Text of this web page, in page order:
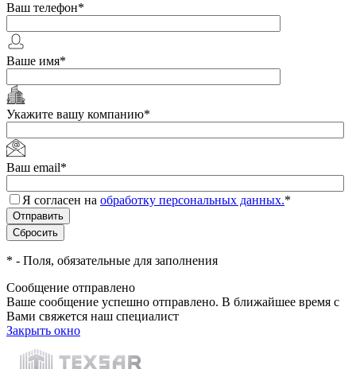
Ваш телефон*
Ваше имя*
Укажите вашу компанию*
Ваш email*
Я согласен на обработку персональных данных.*
* - Поля, обязательные для заполнения
Сообщение отправлено
Ваше сообщение успешно отправлено. В ближайшее время с
Вами свяжется наш специалист
Закрыть окно